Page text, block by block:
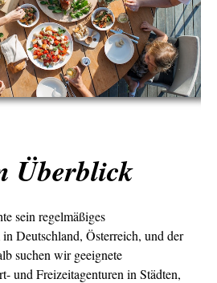
Überblick
sein regelmäßiges
Deutschland, Österreich, und der
suchen wir geeignete
und Freizeitagenturen in Städten,